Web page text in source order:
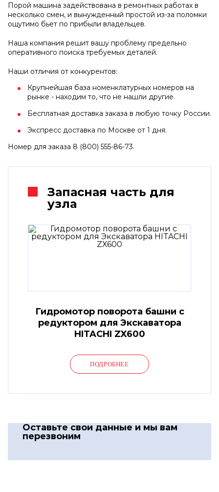
Порой машина задействована в ремонтных работах в
несколько смен, и вынужденный простой из-за поломки
ощутимо бьет по прибыли владельцев.
Наша компания решит вашу проблему предельно
оперативного поиска требуемых деталей.
Наши отличия от конкурентов:
Крупнейшая база номенклатурных номеров на
рынке - находим то, что не нашли другие.
Бесплатная доставка заказа в любую точку России.
Экспресс доставка по Москве от 1 дня.
Номер для заказа 8 (800) 555-86-73.
Запасная часть для
узла
Гидромотор поворота башни с
редуктором для Экскаватора
HITACHI ZX600
ПОДРОБНЕЕ
Оставьте свои данные и мы вам
перезвоним